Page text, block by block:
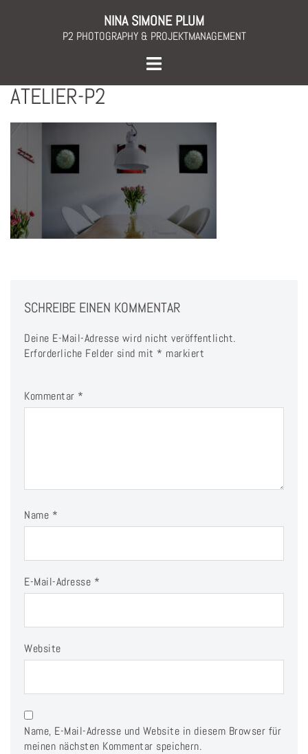
NINA SIMONE PLUM
P2 PHOTOGRAPHY & PROJEKTMANAGEMENT
Toggle
menu
ATELIER-P2
SCHREIBE EINEN KOMMENTAR
Deine E-Mail-Adresse wird nicht veröffentlicht.
Erforderliche Felder sind mit * markiert
Kommentar *
Name *
E-Mail-Adresse *
Website
Name, E-Mail-Adresse und Website in diesem Browser für
meinen nächsten Kommentar speichern.